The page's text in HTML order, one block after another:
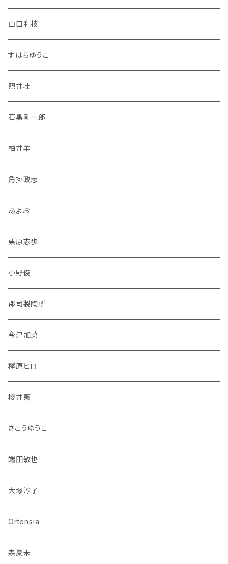
山口利枝
すはらゆうこ
照井壮
石黒剛一郎
柏井羊
角掛政志
あよお
栗原志歩
小野俊
郡司製陶所
今津加菜
樫原ヒロ
櫻井薫
さこうゆうこ
端田敏也
大塚淳子
Ortensia
森夏未